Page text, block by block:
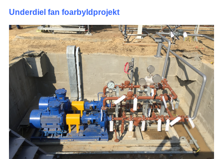
Underdiel fan foarbyldprojekt